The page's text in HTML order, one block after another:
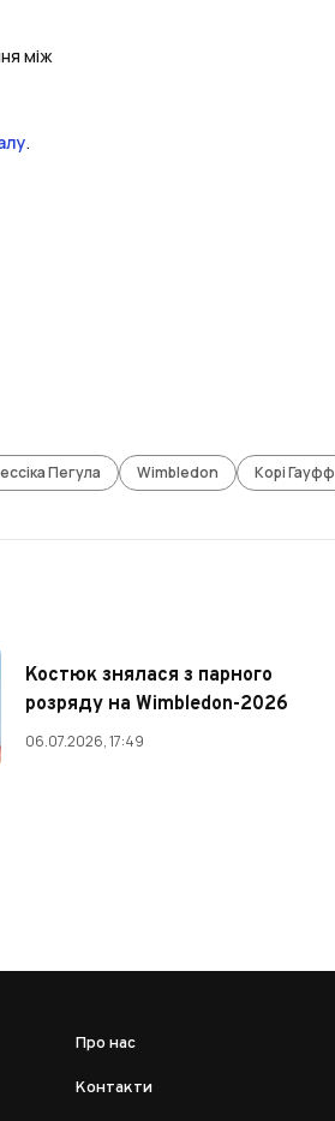
між
.
Пегула Wimbledon Корі Гауфф
Костюк знялася з парного
розряду на Wimbledon-2026
06.07.2026, 17:49
Про нас
Контакти